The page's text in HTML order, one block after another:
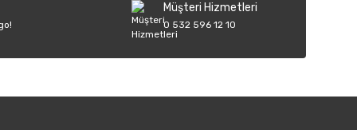
Müşteri Hizmetleri
0 532 596 12 10